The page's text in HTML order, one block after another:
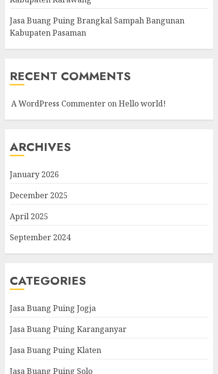
Jasa Buang Puing Brangkal Sampah Bangunan
Kabupaten Pasaman
RECENT COMMENTS
A WordPress Commenter onHello world!
ARCHIVES
January 2026
December 2025
April 2025
September 2024
CATEGORIES
Jasa Buang Puing Jogja
Jasa Buang Puing Karanganyar
Jasa Buang Puing Klaten
Jasa Buang Puing Solo